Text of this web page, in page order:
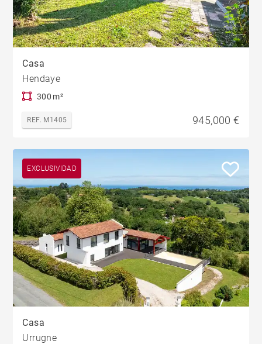
Casa
Hendaye
300 m²
REF. M1405 945,000 €
EXCLUSIVIDAD
Casa
Urrugne